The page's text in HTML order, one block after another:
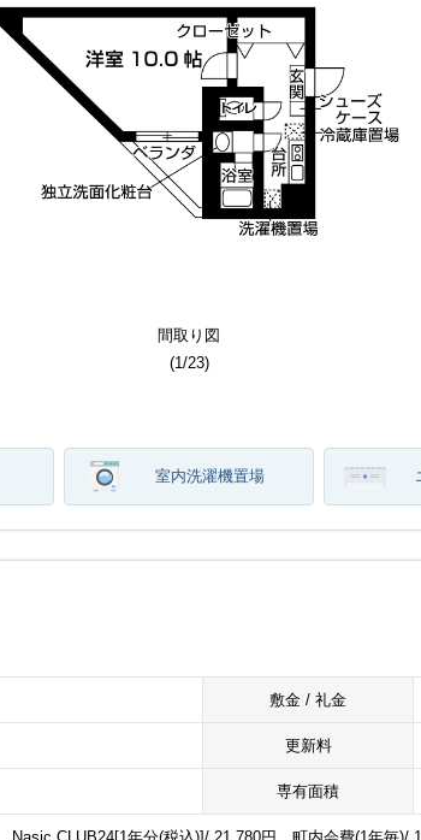
その他
(1 /23)
間取り図
(1 /23)
建物外観
(1 /23)
居室・リビング
(1 /23)
居室・リビング
(1 /23)
キッチン
(1 /23)
キッチン
(1 /23)
バス
(1 /23)
トイレ
(1 /23)
収納
(1 /23)
その他部屋スペース
(1 /23)
洗面所写真
(1 /23)
バルコニー
(1 /23)
玄関
(1 /23)
セキュリティ
(1 /23)
その他設備
(1 /23)
その他設備
(1 /23)
その他設備
(1 /23)
その他設備
(1 /23)
エントランス
(1 /23)
その他共用部分
(1 /23)
その他共用部分
(1 /23)
その他共用部分
(1 /23)
その他
(1 /23)
間取り図
(1 /23)
室内洗濯機置場
敷金 / 礼金
更新料
専有面積